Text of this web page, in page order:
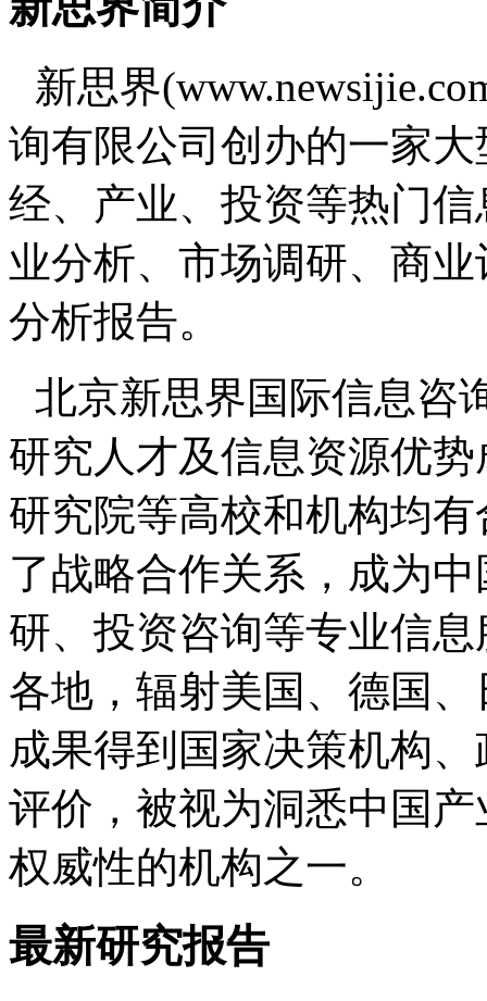
新思界
询有限公司创办的一家
经、产业、投资等热门
业分析、市场调研、商
分析报告。
北京新思界国际信息咨
研究人才及信息资源优
研究院等高校和机构均
了战略合作关系，成为
研、投资咨询等专业信
各地，辐射美国、德国
成果得到国家决策机构
评价，被视为洞悉中国
权威性的机构之一。
最新研究报告